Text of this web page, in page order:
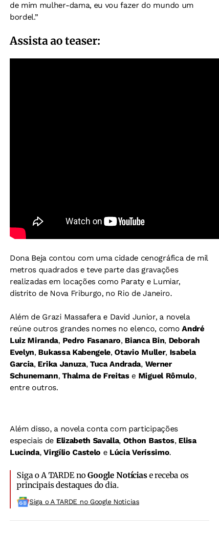
de mim mulher-dama, eu vou fazer do mundo um
bordel.”
Assista ao teaser:
Dona Beja contou com uma cidade cenográfica de mil
metros quadrados e teve parte das gravações
realizadas em locações como Paraty e Lumiar,
distrito de Nova Friburgo, no Rio de Janeiro.
Além de Grazi Massafera e David Junior, a novela
reúne outros grandes nomes no elenco, comoAndré
Luiz Miranda, Pedro Fasanaro, Bianca Bin, Deborah
Evelyn, Bukassa Kabengele,Otavio Muller, Isabela
Garcia, Erika Januza,Tuca Andrada, Werner
Schunemann,Thalma de Freitas e Miguel Rômulo,
entre outros.
Além disso, a novela conta com participações
especiais de Elizabeth Savalla, Othon Bastos, Elisa
Lucinda,Virgílio Castelo e Lúcia Veríssimo.
Siga o A TARDE noGoogle Notíciase receba os
principais destaques do dia.
Siga o A TARDE no Google Noticias